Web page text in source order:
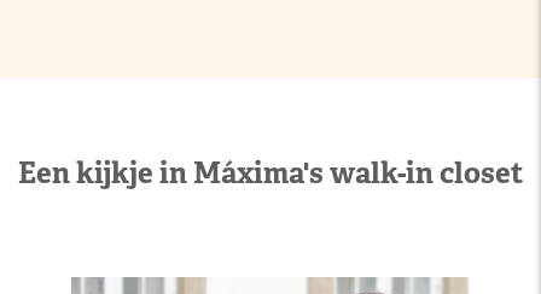
Een kijkje in Máxima's walk-in closet